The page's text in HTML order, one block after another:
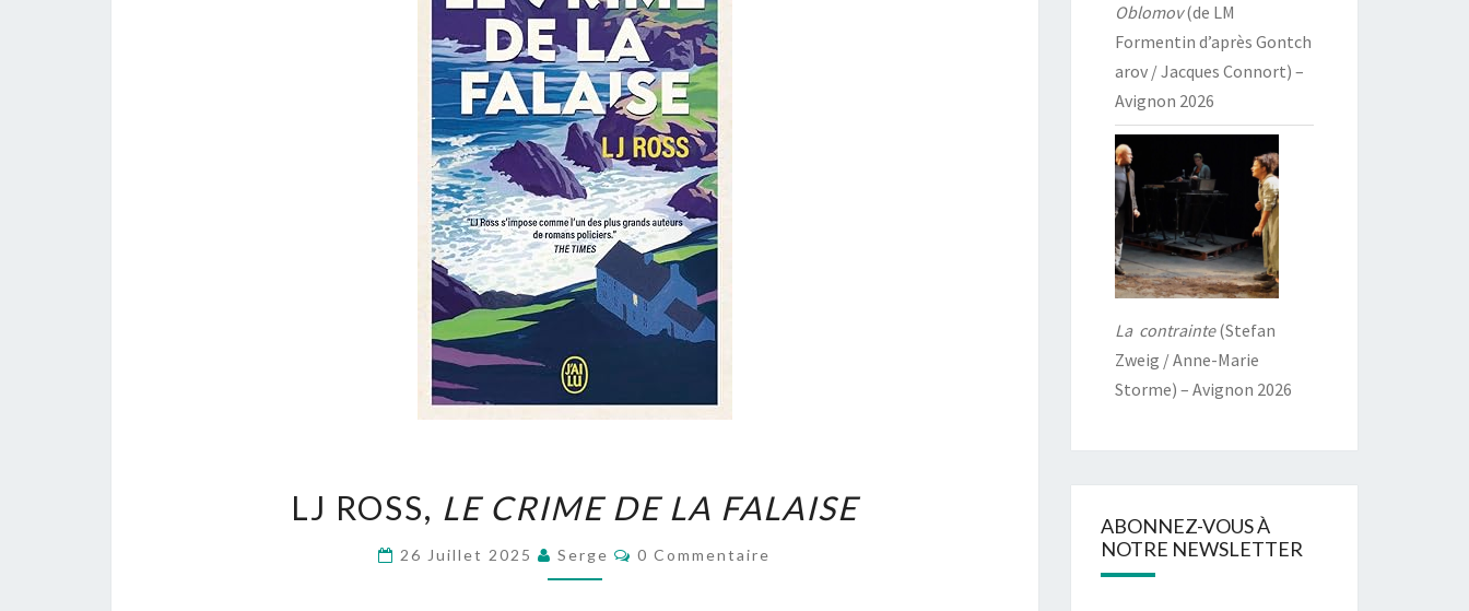
ROSS,
CRIME
LJ ROSS, LE CRIME DE LA FALAISE
26 Juillet 2025 Serge Commentaires
0 Commentaire
Oblomov(de LM
Formentin d’après Gontch
arov / Jacques Connort) –
Avignon 2026
La contrainte(Stefan
Zweig / Anne-Marie
Storme) – Avignon 2026
ABONNEZ-VOUS À
NOTRE NEWSLETTER